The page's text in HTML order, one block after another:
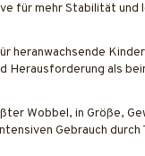
für mehr Stabilität und
heranwachsende
Herausforderung als
Wobbel, in Größe,
Gebrauch durch